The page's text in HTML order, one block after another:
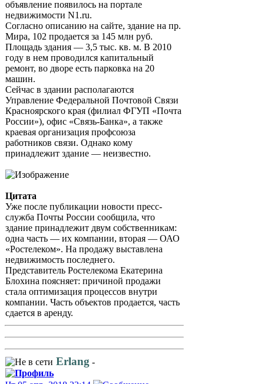
объявление появилось на портале
недвижимости N1.ru.
Согласно описанию на сайте, здание на пр.
Мира, 102 продается за 145 млн руб.
Площадь здания — 3,5 тыс. кв. м. В 2010
году в нем проводился капитальный
ремонт, во дворе есть парковка на 20
машин.
Сейчас в здании располагаются
Управление Федеральной Почтовой Связи
Красноярского края (филиал ФГУП «Почта
России»), офис «Связь-Банка», а также
краевая организация профсоюза
работников связи. Однако кому
принадлежит здание — неизвестно.
Цитата
Уже после публикации новости пресс-
служба Почты России сообщила, что
здание принадлежит двум собственникам:
одна часть — их компании, вторая — ОАО
«Ростелеком». На продажу выставлена
недвижимость последнего.
Представитель Ростелекома Екатерина
Блохина поясняет: причиной продажи
стала оптимизация процессов внутри
компании. Часть объектов продается, часть
сдается в аренду.
Erlang -